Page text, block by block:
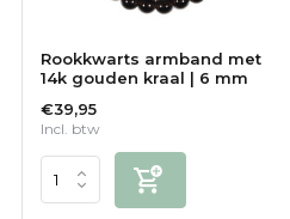
Rookkwarts armband met
14k gouden kraal | 6 mm
€39,95
Incl. btw